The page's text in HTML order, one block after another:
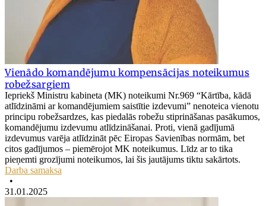
Vienādo komandējumu kompensācijas noteikumus
robežsargiem
Iepriekš Ministru kabineta (MK) noteikumi Nr.969 “Kārtība, kādā
atlīdzināmi ar komandējumiem saistītie izdevumi” nenoteica vienotu
principu robežsardzes, kas piedalās robežu stiprināšanas pasākumos,
komandējumu izdevumu atlīdzināšanai. Proti, vienā gadījumā
izdevumus varēja atlīdzināt pēc Eiropas Savienības normām, bet
citos gadījumos – piemērojot MK noteikumus. Līdz ar to tika
pieņemti grozījumi noteikumos, lai šis jautājums tiktu sakārtots.
Darba samaksa
•
31.01.2025